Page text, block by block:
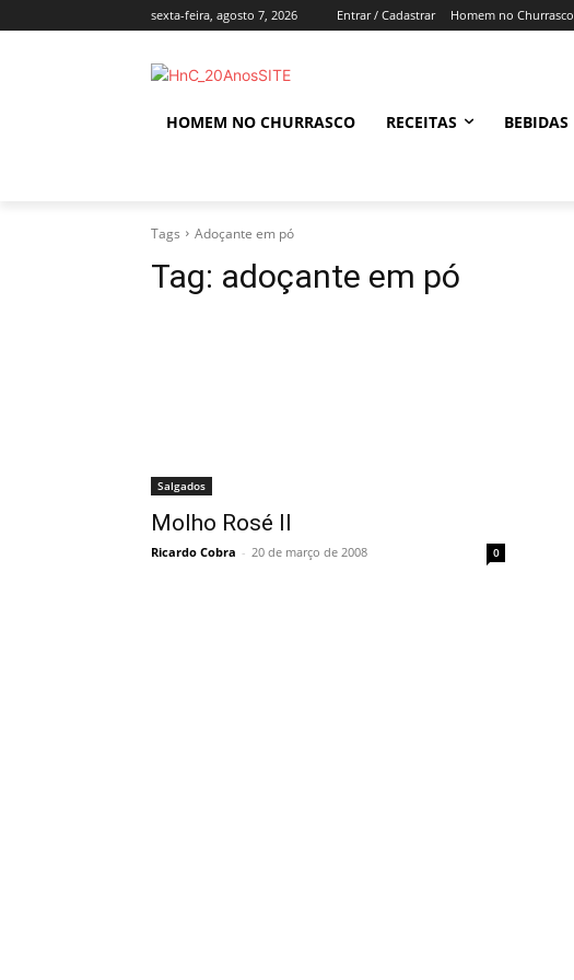
sexta-feira, agosto 7, 2026 Entrar / Cadastrar Homem no Churrasco
HOMEM NO CHURRASCO RECEITAS BEBIDAS
Tags Adoçante em pó
Tag: adoçante em pó
Salgados
Molho Rosé II
Ricardo Cobra - 20 de março de 2008 0